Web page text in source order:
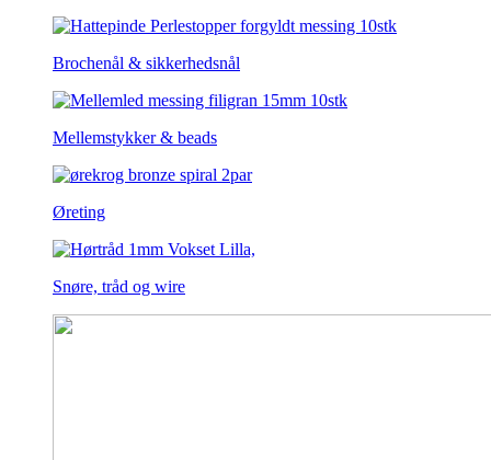
Brochenål & sikkerhedsnål
Mellemstykker & beads
Øreting
Snøre, tråd og wire